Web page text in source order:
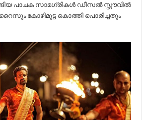
പാചക സാമഗ്രികൾ ഡീസൽ സ്റ്റൗവിൽ
റൈസും കോഴിമുട്ട കൊത്തി പൊരിച്ചതും